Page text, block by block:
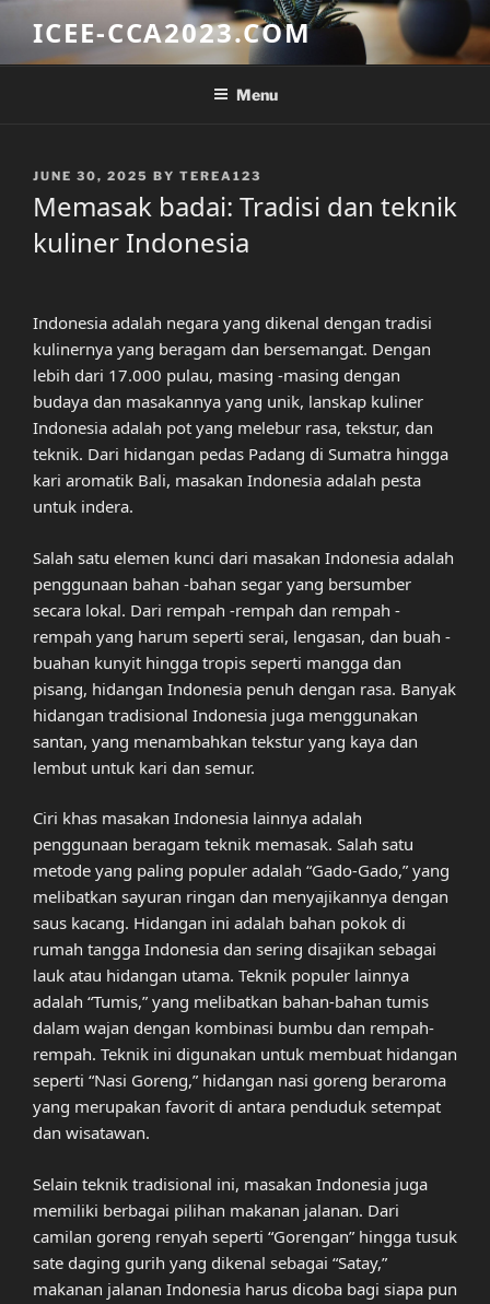
content
ICEE-CCA2023.COM
Menu
POSTED
JUNE 30, 2025 BY TEREA123
Memasak badai: Tradisi dan teknik
kuliner Indonesia
Indonesia adalah negara yang dikenal dengan tradisi
kulinernya yang beragam dan bersemangat. Dengan
lebih dari 17.000 pulau, masing -masing dengan
budaya dan masakannya yang unik, lanskap kuliner
Indonesia adalah pot yang melebur rasa, tekstur, dan
teknik. Dari hidangan pedas Padang di Sumatra hingga
kari aromatik Bali, masakan Indonesia adalah pesta
untuk indera.
Salah satu elemen kunci dari masakan Indonesia adalah
penggunaan bahan -bahan segar yang bersumber
secara lokal. Dari rempah -rempah dan rempah -
rempah yang harum seperti serai, lengasan, dan buah -
buahan kunyit hingga tropis seperti mangga dan
pisang, hidangan Indonesia penuh dengan rasa. Banyak
hidangan tradisional Indonesia juga menggunakan
santan, yang menambahkan tekstur yang kaya dan
lembut untuk kari dan semur.
Ciri khas masakan Indonesia lainnya adalah
penggunaan beragam teknik memasak. Salah satu
metode yang paling populer adalah “Gado-Gado,” yang
melibatkan sayuran ringan dan menyajikannya dengan
saus kacang. Hidangan ini adalah bahan pokok di
rumah tangga Indonesia dan sering disajikan sebagai
lauk atau hidangan utama. Teknik populer lainnya
adalah “Tumis,” yang melibatkan bahan-bahan tumis
dalam wajan dengan kombinasi bumbu dan rempah-
rempah. Teknik ini digunakan untuk membuat hidangan
seperti “Nasi Goreng,” hidangan nasi goreng beraroma
yang merupakan favorit di antara penduduk setempat
dan wisatawan.
Selain teknik tradisional ini, masakan Indonesia juga
memiliki berbagai pilihan makanan jalanan. Dari
camilan goreng renyah seperti “Gorengan” hingga tusuk
sate daging gurih yang dikenal sebagai “Satay,”
makanan jalanan Indonesia harus dicoba bagi siapa pun